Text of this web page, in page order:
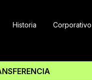
Historia Corporativo